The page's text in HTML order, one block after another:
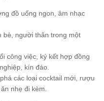
đồ uống ngon, âm nhạc
bè, người thân trong một
công việc, ký kết hợp đồng
kín đáo.
các loại cocktail mới, rượu
nhẹ đi kèm.